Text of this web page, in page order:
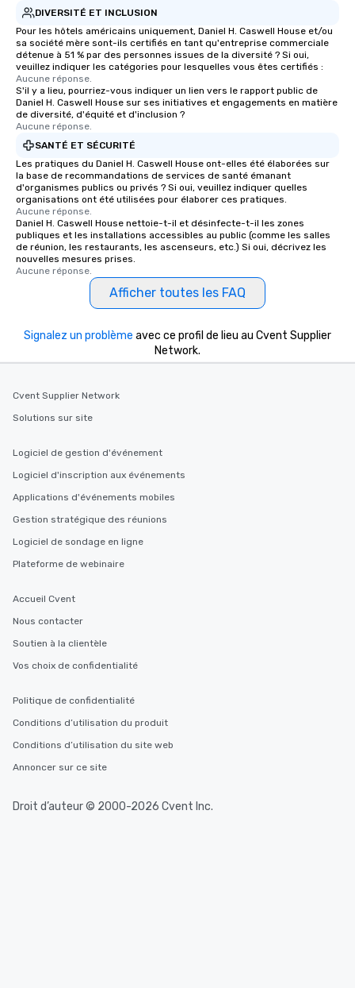
DIVERSITÉ ET INCLUSION
Pour les hôtels américains uniquement, Daniel H. Caswell House et/ou
sa société mère sont-ils certifiés en tant qu'entreprise commerciale
détenue à 51 % par des personnes issues de la diversité ? Si oui,
veuillez indiquer les catégories pour lesquelles vous êtes certifiés :
Aucune réponse.
S'il y a lieu, pourriez-vous indiquer un lien vers le rapport public de
Daniel H. Caswell House sur ses initiatives et engagements en matière
de diversité, d'équité et d'inclusion ?
Aucune réponse.
SANTÉ ET SÉCURITÉ
Les pratiques du Daniel H. Caswell House ont-elles été élaborées sur
la base de recommandations de services de santé émanant
d'organismes publics ou privés ? Si oui, veuillez indiquer quelles
organisations ont été utilisées pour élaborer ces pratiques.
Aucune réponse.
Daniel H. Caswell House nettoie-t-il et désinfecte-t-il les zones
publiques et les installations accessibles au public (comme les salles
de réunion, les restaurants, les ascenseurs, etc.) Si oui, décrivez les
nouvelles mesures prises.
Aucune réponse.
Afficher toutes les FAQ
Signalez un problème avec ce profil de lieu au Cvent Supplier
Network.
Cvent Supplier Network
Solutions sur site
Logiciel de gestion d'événement
Logiciel d'inscription aux événements
Applications d'événements mobiles
Gestion stratégique des réunions
Logiciel de sondage en ligne
Plateforme de webinaire
Accueil Cvent
Nous contacter
Soutien à la clientèle
Vos choix de confidentialité
Politique de confidentialité
Conditions d’utilisation du produit
Conditions d’utilisation du site web
Annoncer sur ce site
Droit d’auteur © 2000-2026 Cvent Inc.